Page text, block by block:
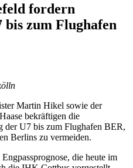
fordern
zum Flughafen
Martin Hikel sowie der
bekräftigen die
der U7 bis zum Flughafen BER,
Berlins zu vermeiden.
die heute im